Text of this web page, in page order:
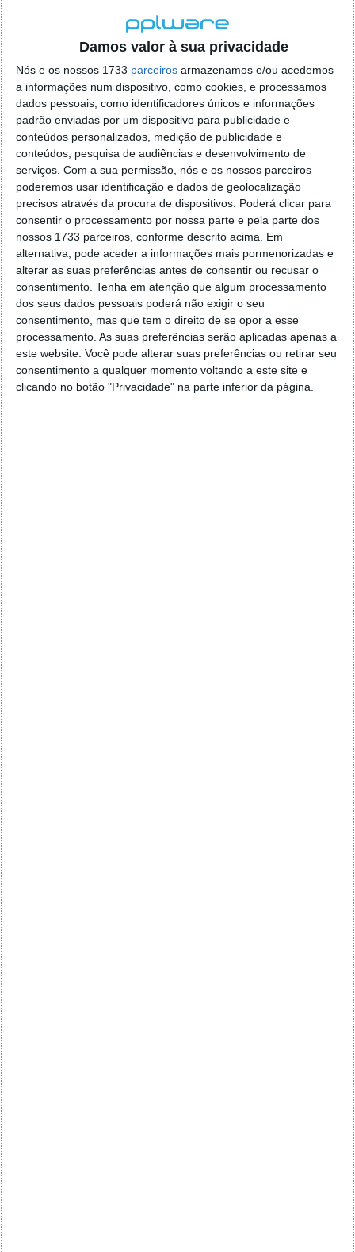
Damos valor à sua privacidade
Nós e os nossos 1733 parceiros armazenamos e/ou acedemos
a informações num dispositivo, como cookies, e processamos
dados pessoais, como identificadores únicos e informações
padrão enviadas por um dispositivo para publicidade e
conteúdos personalizados, medição de publicidade e
conteúdos, pesquisa de audiências e desenvolvimento de
serviços. Com a sua permissão, nós e os nossos parceiros
poderemos usar identificação e dados de geolocalização
precisos através da procura de dispositivos. Poderá clicar para
consentir o processamento por nossa parte e pela parte dos
nossos 1733 parceiros, conforme descrito acima. Em
alternativa, pode aceder a informações mais pormenorizadas e
alterar as suas preferências antes de consentir ou recusar o
consentimento. Tenha em atenção que algum processamento
dos seus dados pessoais poderá não exigir o seu
consentimento, mas que tem o direito de se opor a esse
processamento. As suas preferências serão aplicadas apenas a
este website. Você pode alterar suas preferências ou retirar seu
consentimento a qualquer momento voltando a este site e
clicando no botão "Privacidade" na parte inferior da página.
Chegou a Portugal o sucessor para o smartphone
Android mais popular do momento de acordo com a
. Chama-se Huawei P30 Lite e trará alguns
dos trunfos dos topos de gama, agora a um preço
mais acessível, de 379,99 euros em Portugal. Uma
proposta ainda mais atraente com a oferta dos Free
Buds.
Ainda que este smartphone não tenha usufruído da
pompa e circunstância dedicada aos topos de gama,
temos aqui uma combinação irresistível.
Interessado? Vamos conhecer tudo o que oeste
terminal tem para oferecer.